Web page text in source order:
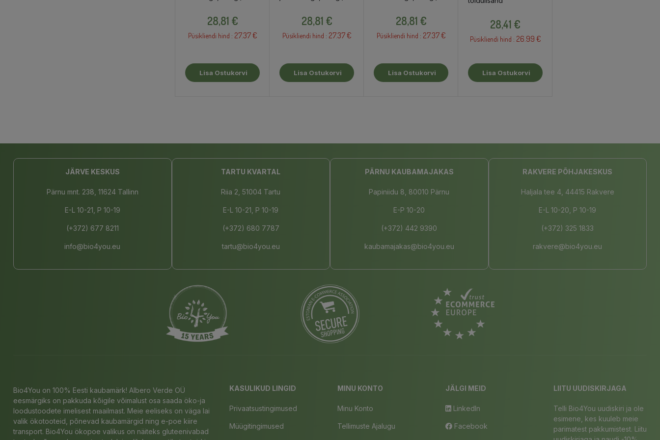
28,81 €
Püsikliendi hind : 27.37 €
Lisa Ostukorvi
28,81 €
Püsikliendi hind : 27.37 €
Lisa Ostukorvi
28,81 €
Püsikliendi hind : 27.37 €
Lisa Ostukorvi
28,41 €
Püsikliendi hind : 26.99 €
Lisa Ostukorvi
JÄRVE KESKUS
Pärnu mnt. 238, 11624 Tallinn
E-L 10-21, P 10-19
(+372) 677 8211
info@bio4you.eu
TARTU KVARTAL
Riia 2, 51004 Tartu
E-L 10-21, P 10-19
(+372) 680 7787
tartu@bio4you.eu
PÄRNU KAUBAMAJAKAS
Papiniidu 8, 80010 Pärnu
E-P 10-20
(+372) 442 9390
kaubamajakas@bio4you.eu
RAKVERE PÕHJAKESKUS
Haljala tee 4, 44415 Rakvere
E-L 10-20, P 10-19
(+372) 325 1833
rakvere@bio4you.eu
Bio4You on 100% Eesti kaubamärk! Albero Verde OÜ
eesmärgiks on pakkuda kõigile võimalust osa saada öko-ja
loodustoodete imelisest maailmast. Meie eeliseks on väga lai
valik ökotooteid, põnevad kaubamärgid ning e-poe kiire
transport. Bio4You ökopoe valikus on näiteks gluteenivabad
KASULIKUD LINGID
Privaatsustingimused
Müügitingimused
MINU KONTO
Minu Konto
Tellimuste Ajalugu
JÄLGI MEID
LinkedIn
Facebook
LIITU UUDISKIRJAGA
Telli Bio4You uudiskiri ja ole
esimene, kes kuuleb meie
parimatest pakkumistest. Liitu